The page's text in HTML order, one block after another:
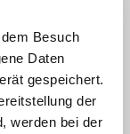
Besuch
Daten
gespeichert.
der
werden bei der